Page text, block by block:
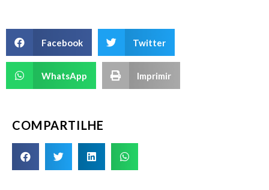
Facebook Twitter
WhatsApp Imprimir
COMPARTILHE